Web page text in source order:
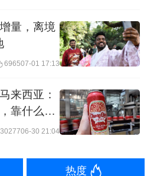
量，离境
696507-01 17:13
来西亚：
靠什么圈
3027706-30 21:04
热度